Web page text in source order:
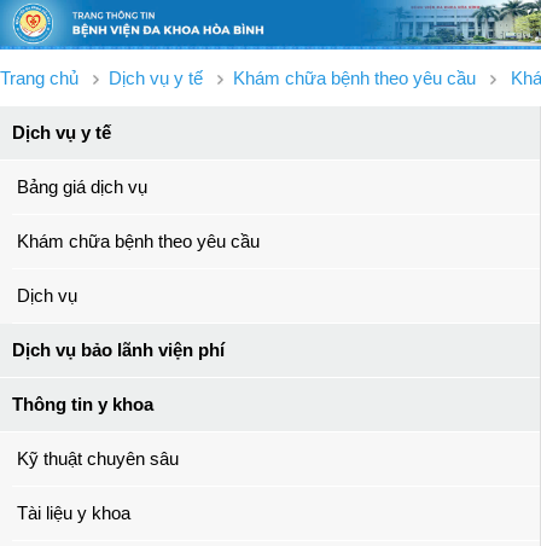
Trang chủ Dịch vụ y tế Khám chữa bệnh theo yêu cầu
Dịch vụ y tế
Bảng giá dịch vụ
Khám chữa bệnh theo yêu cầu
Dịch vụ
Dịch vụ bảo lãnh viện phí
Thông tin y khoa
Kỹ thuật chuyên sâu
Tài liệu y khoa